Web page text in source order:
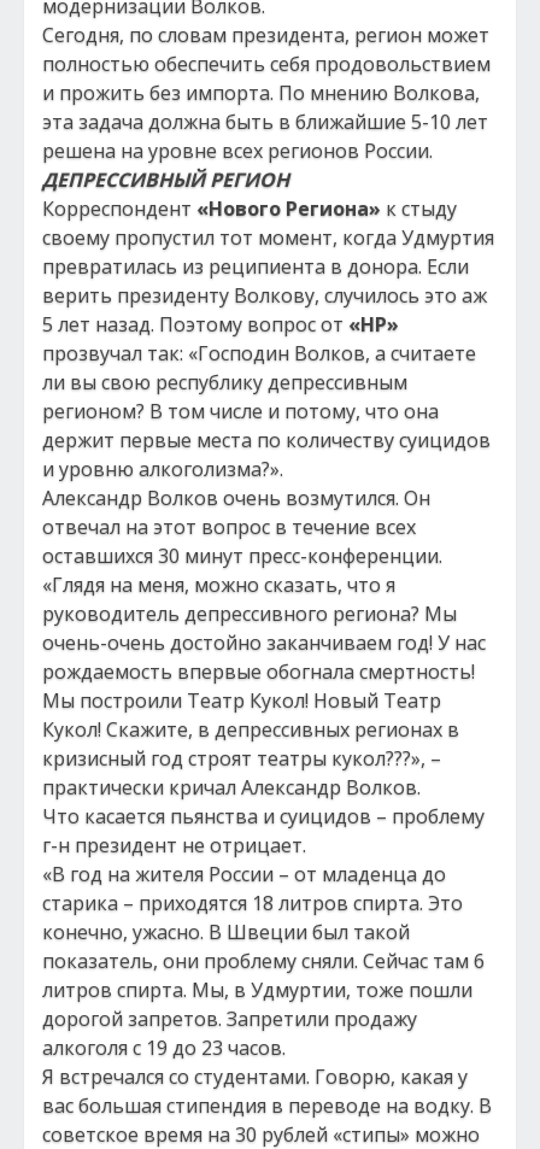
модернизации Волков.
Сегодня, по словам президента, регион может
полностью обеспечить себя продовольствием
и прожить без импорта. По мнению Волкова,
эта задача должна быть в ближайшие 5-10 лет
решена на уровне всех регионов России.
ДЕПРЕССИВНЫЙ РЕГИОН
Корреспондент «Нового Региона» к стыду
своему пропустил тот момент, когда Удмуртия
превратилась из реципиента в донора. Если
верить президенту Волкову, случилось это аж
5 лет назад. Поэтому вопрос от «НР»
прозвучал так: «Господин Волков, а считаете
ли вы свою республику депрессивным
регионом? В том числе и потому, что она
держит первые места по количеству суицидов
и уровню алкоголизма?».
Александр Волков очень возмутился. Он
отвечал на этот вопрос в течение всех
оставшихся 30 минут пресс-конференции.
«Глядя на меня, можно сказать, что я
руководитель депрессивного региона? Мы
очень-очень достойно заканчиваем год! У нас
рождаемость впервые обогнала смертность!
Мы построили Театр Кукол! Новый Театр
Кукол! Скажите, в депрессивных регионах в
кризисный год строят театры кукол???», –
практически кричал Александр Волков.
Что касается пьянства и суицидов – проблему
г-н президент не отрицает.
«В год на жителя России – от младенца до
старика – приходятся 18 литров спирта. Это
конечно, ужасно. В Швеции был такой
показатель, они проблему сняли. Сейчас там 6
литров спирта. Мы, в Удмуртии, тоже пошли
дорогой запретов. Запретили продажу
алкоголя с 19 до 23 часов.
Я встречался со студентами. Говорю, какая у
вас большая стипендия в переводе на водку. В
советское время на 30 рублей «стипы» можно